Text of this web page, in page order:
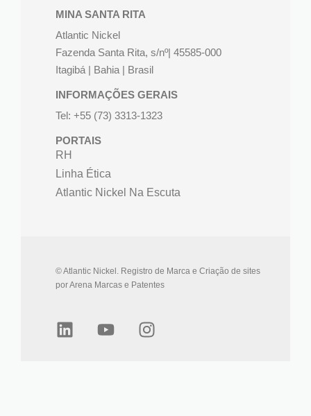
MINA SANTA RITA
Atlantic Nickel
Fazenda Santa Rita, s/nº| 45585-000
Itagibá | Bahia | Brasil
INFORMAÇÕES GERAIS
Tel: +55 (73) 3313-1323
PORTAIS
RH
Linha Ética
Atlantic Nickel Na Escuta
© Atlantic Nickel. Registro de Marca e Criação de sites
por Arena Marcas e Patentes